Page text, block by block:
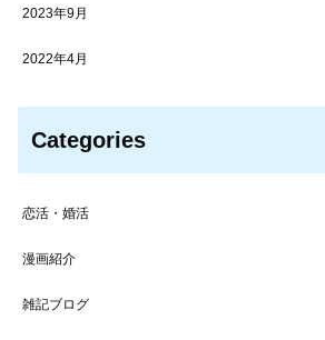
2023年9月
2022年4月
Categories
恋活・婚活
漫画紹介
雑記ブログ